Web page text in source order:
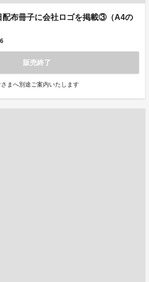
配布冊子に会社ロゴを掲載③（A4の
6
販売終了
まへ別途ご案内いたします